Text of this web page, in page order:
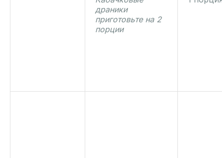
драники
приготовьте на 2
порции